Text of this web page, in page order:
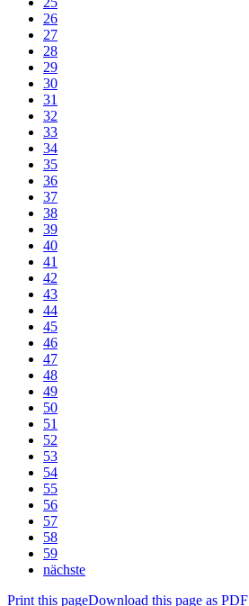
26
27
28
29
30
31
32
33
34
35
36
37
38
39
40
41
42
43
44
45
46
47
48
49
50
51
52
53
54
55
56
57
58
59
nächste
Print this pageDownload this page as PDF